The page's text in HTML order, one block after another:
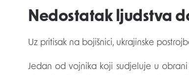
Nedostatak ljudstva
Uz pritisak na bojišnici, ukrajinske
Jedan od vojnika koji sudjeluje u